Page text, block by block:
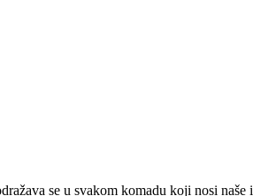
se u svakom komadu koji nosi naše